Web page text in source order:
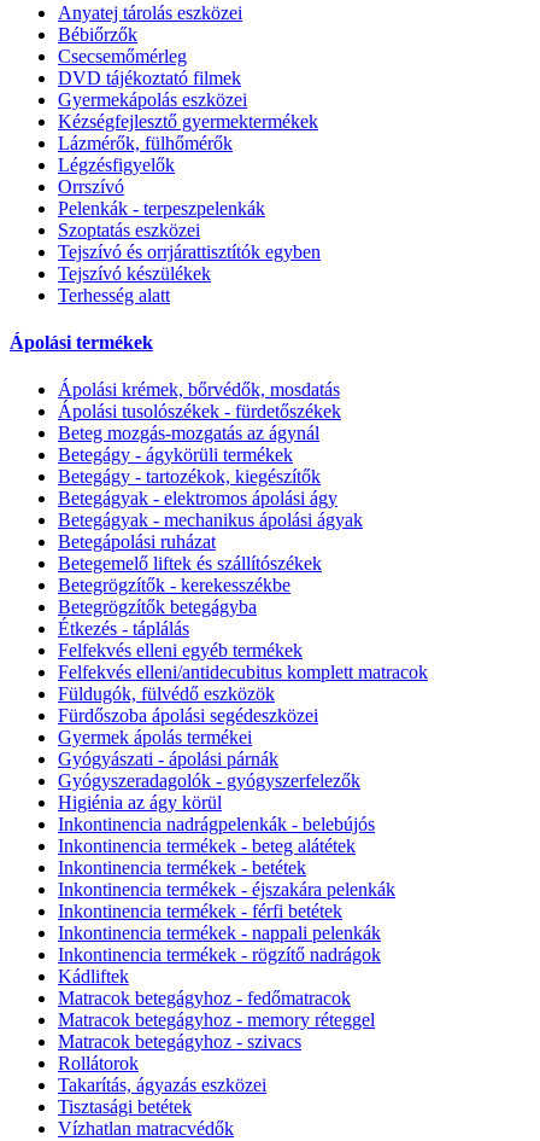
Anyatej tárolás eszközei
Bébiőrzők
Csecsemőmérleg
DVD tájékoztató filmek
Gyermekápolás eszközei
Kézségfejlesztő gyermektermékek
Lázmérők, fülhőmérők
Légzésfigyelők
Orrszívó
Pelenkák - terpeszpelenkák
Szoptatás eszközei
Tejszívó és orrjárattisztítók egyben
Tejszívó készülékek
Terhesség alatt
Ápolási termékek
Ápolási krémek, bőrvédők, mosdatás
Ápolási tusolószékek - fürdetőszékek
Beteg mozgás-mozgatás az ágynál
Betegágy - ágykörüli termékek
Betegágy - tartozékok, kiegészítők
Betegágyak - elektromos ápolási ágy
Betegágyak - mechanikus ápolási ágyak
Betegápolási ruházat
Betegemelő liftek és szállítószékek
Betegrögzítők - kerekesszékbe
Betegrögzítők betegágyba
Étkezés - táplálás
Felfekvés elleni egyéb termékek
Felfekvés elleni/antidecubitus komplett matracok
Füldugók, fülvédő eszközök
Fürdőszoba ápolási segédeszközei
Gyermek ápolás termékei
Gyógyászati - ápolási párnák
Gyógyszeradagolók - gyógyszerfelezők
Higiénia az ágy körül
Inkontinencia nadrágpelenkák - belebújós
Inkontinencia termékek - beteg alátétek
Inkontinencia termékek - betétek
Inkontinencia termékek - éjszakára pelenkák
Inkontinencia termékek - férfi betétek
Inkontinencia termékek - nappali pelenkák
Inkontinencia termékek - rögzítő nadrágok
Kádliftek
Matracok betegágyhoz - fedőmatracok
Matracok betegágyhoz - memory réteggel
Matracok betegágyhoz - szivacs
Rollátorok
Takarítás, ágyazás eszközei
Tisztasági betétek
Vízhatlan matracvédők